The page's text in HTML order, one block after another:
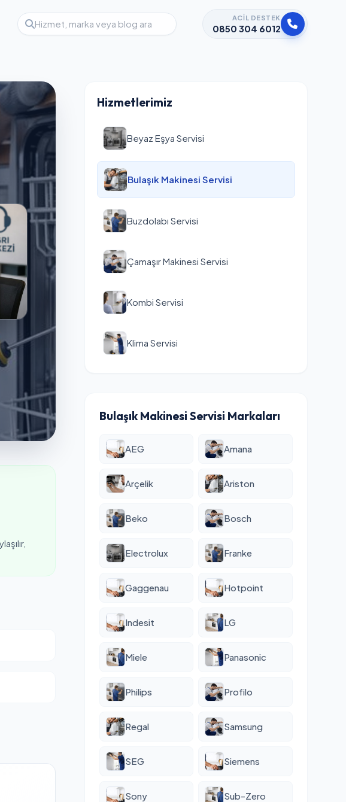
ACIL DESTEK
0850 304 6012
Hizmetlerimiz
Beyaz Eşya Servisi
Bulaşık Makinesi Servisi
Buzdolabı Servisi
Çamaşır Makinesi Servisi
Kombi Servisi
Klima Servisi
Bulaşık Makinesi Servisi Markaları
AEG Amana
Arçelik Ariston
Beko Bosch
Electrolux Franke
Gaggenau Hotpoint
Indesit LG
Miele Panasonic
Philips Profilo
Regal Samsung
SEG Siemens
Sony Sub-Zero